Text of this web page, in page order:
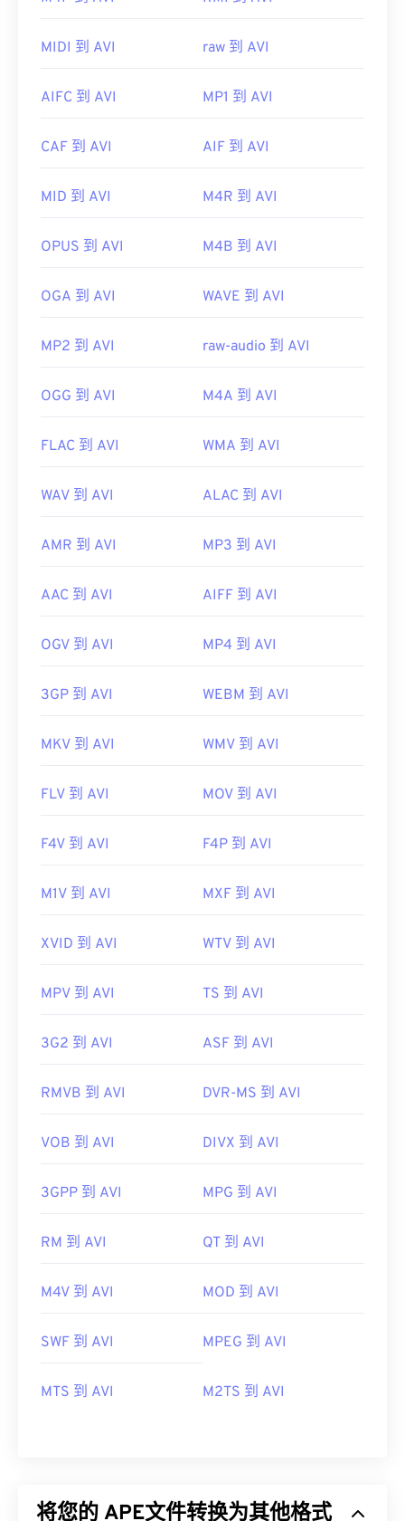
媒体播放器。
首次发行：
有用的链接：
https://tools.ietf.org/html/rfc2361
MIDI 到 AVI raw 到 AVI
AIFC 到 AVI MP1 到 AVI
CAF 到 AVI AIF 到 AVI
MID 到 AVI M4R 到 AVI
OPUS 到 AVI M4B 到 AVI
OGA 到 AVI WAVE 到 AVI
MP2 到 AVI raw-audio 到 AVI
OGG 到 AVI M4A 到 AVI
FLAC 到 AVI WMA 到 AVI
WAV 到 AVI ALAC 到 AVI
AMR 到 AVI MP3 到 AVI
AAC 到 AVI AIFF 到 AVI
OGV 到 AVI MP4 到 AVI
3GP 到 AVI WEBM 到 AVI
MKV 到 AVI WMV 到 AVI
FLV 到 AVI MOV 到 AVI
F4V 到 AVI F4P 到 AVI
M1V 到 AVI MXF 到 AVI
XVID 到 AVI WTV 到 AVI
MPV 到 AVI TS 到 AVI
3G2 到 AVI ASF 到 AVI
RMVB 到 AVI DVR-MS 到 AVI
VOB 到 AVI DIVX 到 AVI
3GPP 到 AVI MPG 到 AVI
RM 到 AVI QT 到 AVI
M4V 到 AVI MOD 到 AVI
SWF 到 AVI MPEG 到 AVI
MTS 到 AVI M2TS 到 AVI
将您的 APE文件转换为其他格式